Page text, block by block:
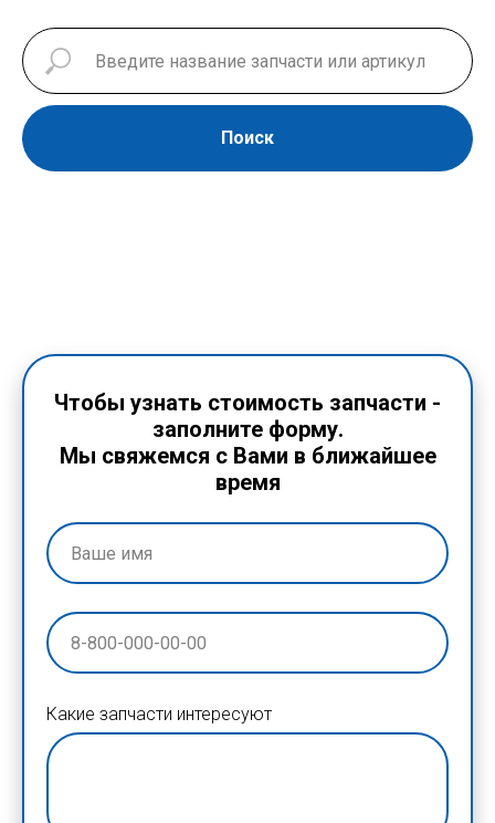
Поиск
Чтобы узнать стоимость запчасти -
заполните форму.
Мы свяжемся с Вами в ближайшее
время
Какие запчасти интересуют